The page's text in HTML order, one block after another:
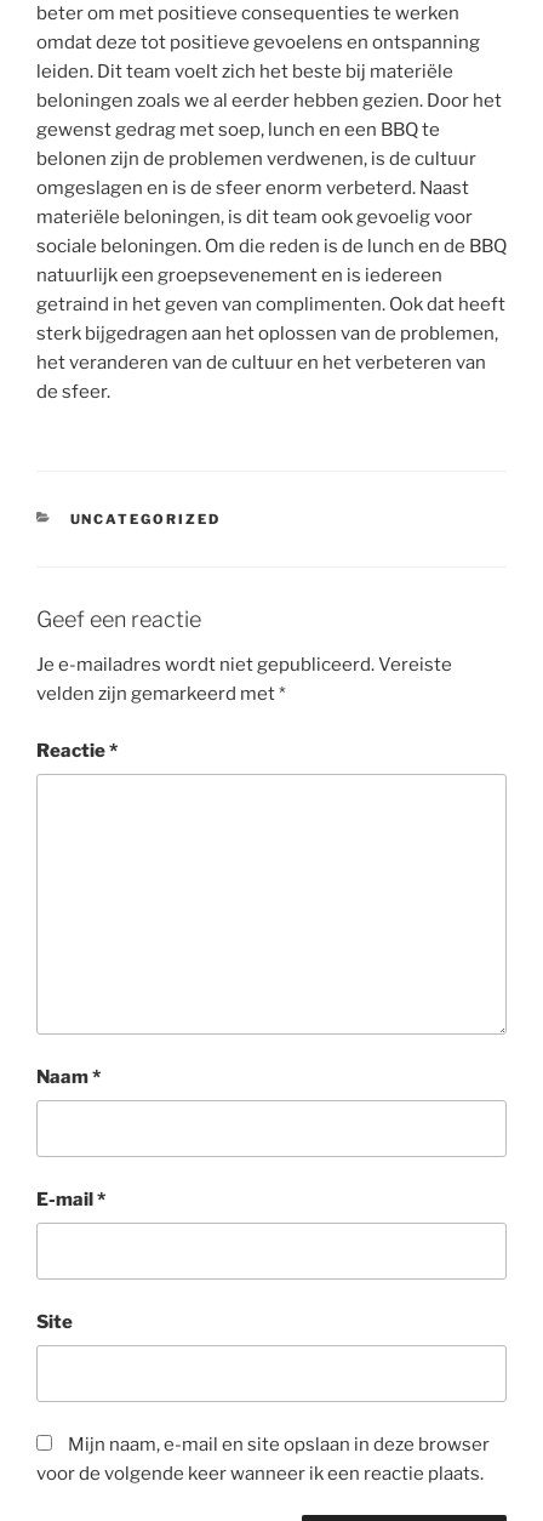
beter om met positieve consequenties te werken
omdat deze tot positieve gevoelens en ontspanning
leiden. Dit team voelt zich het beste bij materiële
beloningen zoals we al eerder hebben gezien. Door het
gewenst gedrag met soep, lunch en een BBQ te
belonen zijn de problemen verdwenen, is de cultuur
omgeslagen en is de sfeer enorm verbeterd. Naast
materiële beloningen, is dit team ook gevoelig voor
sociale beloningen. Om die reden is de lunch en de BBQ
natuurlijk een groepsevenement en is iedereen
getraind in het geven van complimenten. Ook dat heeft
sterk bijgedragen aan het oplossen van de problemen,
het veranderen van de cultuur en het verbeteren van
de sfeer.
CATEGORIEËN
UNCATEGORIZED
Geef een reactie
Je e-mailadres wordt niet gepubliceerd.Vereiste
velden zijn gemarkeerd met*
Reactie*
Naam*
E-mail*
Site
Mijn naam, e-mail en site opslaan in deze browser
voor de volgende keer wanneer ik een reactie plaats.